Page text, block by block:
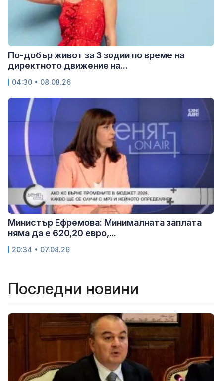
По-добър живот за 3 зодии по време на
директното движение на...
04:30 • 08.08.26
Министър Ефремова: Минималната заплата
няма да е 620,20 евро,...
20:34 • 07.08.26
Последни новини